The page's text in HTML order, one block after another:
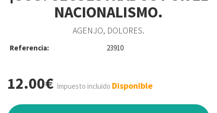
NACIONALISMO.
AGENJO, DOLORES.
Referencia: 23910
12.00€ Impuesto incluido Disponible